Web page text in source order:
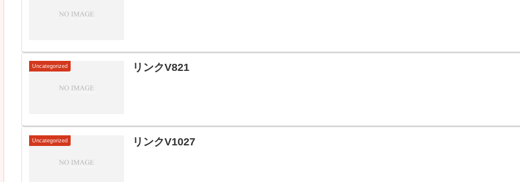
Uncategorized リンクV821
Uncategorized リンクV1027